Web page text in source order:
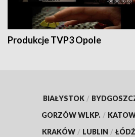
Produkcje TVP3 Opole
BIAŁYSTOK /
GORZÓW WLKP. /
KRAKÓW / LUBLIN / ŁÓDŹ